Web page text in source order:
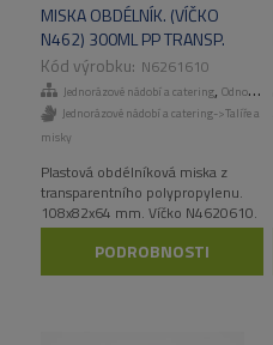
MISKA OBDÉLNÍK. (VÍČKO
N462) 300ML PP TRANSP.
1000 KS/KARTN6261610
Jednorázové nádobí a catering, Odnosné obaly a menuboxy
Jednorázové nádobí a catering->Talíře a
misky
Plastová obdélníková miska z
transparentního polypropylenu.
108x82x64 mm. Víčko N4620610.
PODROBNOSTI